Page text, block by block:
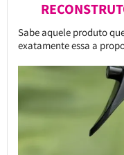
Sabe aquele produto
exatamente essa a